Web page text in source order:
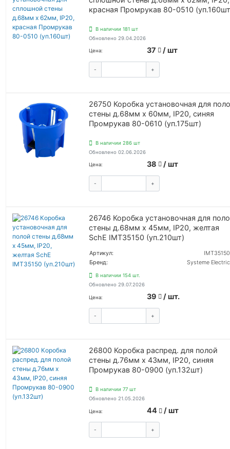
красная Промрукав 80-0510
В наличии 181 шт
Обновлено 29.04.2026
Цена: 37 / шт
- +
26750 Коробка установочная для
стены д.68мм х 60мм, IP20, синяя
Промрукав 80-0610 (уп.175шт)
В наличии 286 шт
Обновлено 02.06.2026
Цена: 38 / шт
- +
26746 Коробка установочная для
стены д.68мм х 45мм, IP20, желтая
SchE IMT35150 (уп.210шт)
Артикул:
IMT35150
Бренд:
Systeme Electric
В наличии 154 шт.
Обновлено 29.07.2026
Цена: 39 / шт.
- +
26800 Коробка распред. для полой
стены д.76мм х 43мм, IP20, синяя
Промрукав 80-0900 (уп.132шт)
В наличии 77 шт
Обновлено 21.05.2026
Цена: 44 / шт
- +